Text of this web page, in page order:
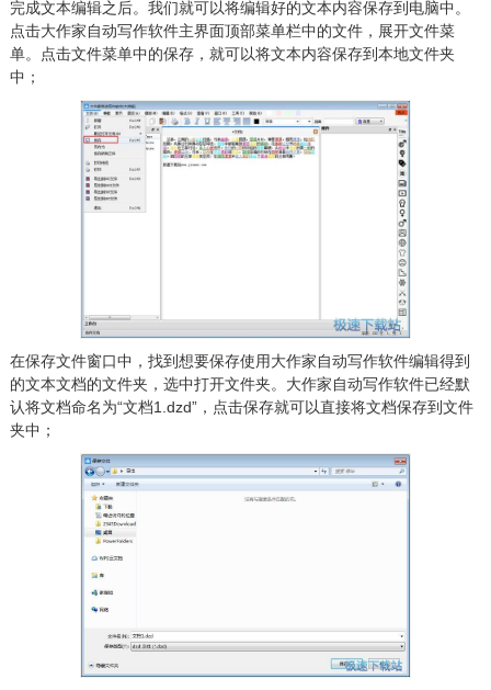
完成文本编辑之后。我们就可以将编辑好的文本内容保存到电脑中。
点击大作家自动写作软件主界面顶部菜单栏中的文件，展开文件菜
单。点击文件菜单中的保存，就可以将文本内容保存到本地文件夹
中；
在保存文件窗口中，找到想要保存使用大作家自动写作软件编辑得到
的文本文档的文件夹，选中打开文件夹。大作家自动写作软件已经默
认将文档命名为“文档1.dzd”，点击保存就可以直接将文档保存到文件
夹中；